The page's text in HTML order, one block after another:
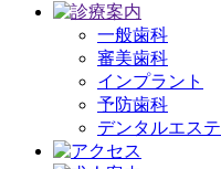
一般歯科
審美歯科
インプラント
予防歯科
デンタルエステ